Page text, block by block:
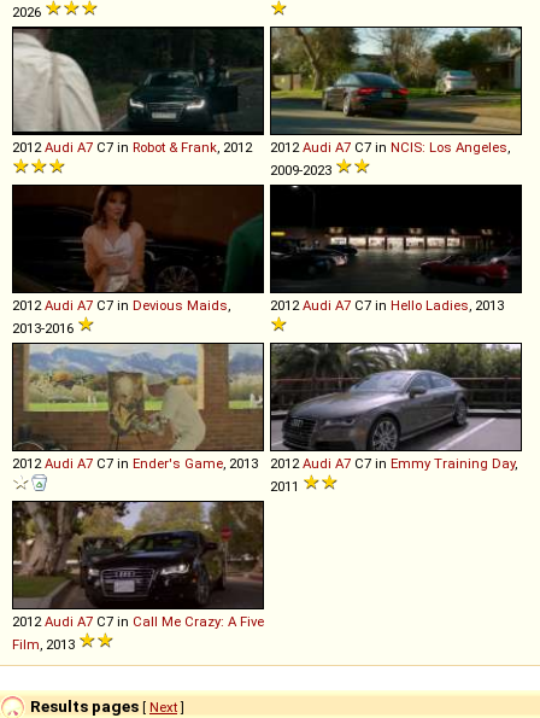
2026
2012Audi A7 C7 in Robot & Frank, 2012 2012Audi A7 C7 in NCIS: Los Angeles,
2009-2023
2012Audi A7 C7 in Devious Maids,
2013-2016
2012Audi A7 C7 in Hello Ladies, 2013
2012Audi A7 C7 in Ender's Game, 2013 2012Audi A7 C7 in Emmy Training Day,
2011
2012Audi A7 C7 in Call Me Crazy: A Five
Film, 2013
Results pages [ Next]